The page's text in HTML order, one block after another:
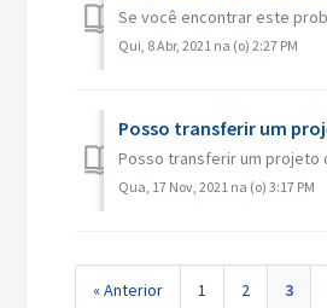
Se você encontrar este
Qui, 8 Abr, 2021 na (o) 2:27 PM
Posso transferir um
Posso transferir um projeto
Qua, 17 Nov, 2021 na (o) 3:17 PM
« Anterior 1 2 3